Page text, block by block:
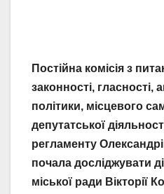
Постійна комісія з
законності, гласності,
політики, місцевого
депутатської
регламенту
почала досліджувати
міської ради Вікторії